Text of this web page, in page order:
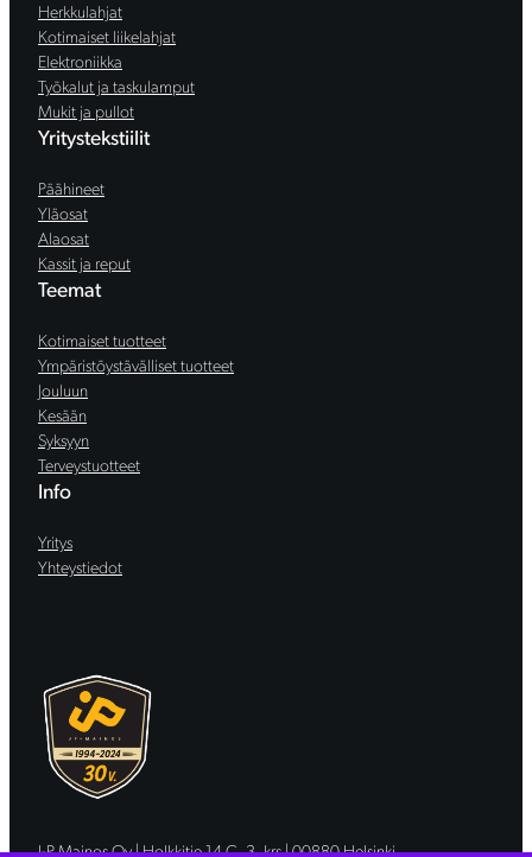
Herkkulahjat
Kotimaiset liikelahjat
Elektroniikka
Työkalut ja taskulamput
Mukit ja pullot
Yritystekstiilit
Päähineet
Yläosat
Alaosat
Kassit ja reput
Teemat
Kotimaiset tuotteet
Ympäristöystävälliset tuotteet
Jouluun
Kesään
Syksyyn
Terveystuotteet
Info
Yritys
Yhteystiedot
J-P Mainos Oy | Holkkitie 14 C, 3. krs | 00880 Helsinki